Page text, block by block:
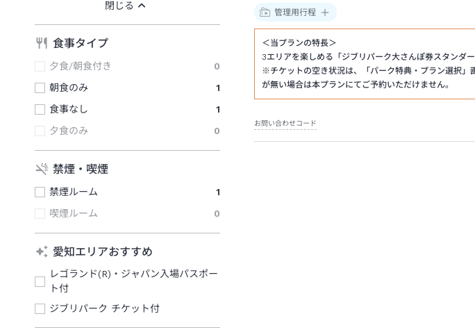
食事タイプ
夕食/朝食付き
0
朝食のみ
1
食事なし
1
夕食のみ
0
禁煙・喫煙
禁煙ルーム
1
喫煙ルーム
0
愛知エリアおすすめ
レゴランド(R)・ジャパン入場パスポー
ト付
ジブリパーク チケット付
管理用行程
＜当プランの特長＞
3エリアを楽しめる「ジブリパーク大さんぽ券スタンダー
※チケットの空き状況は、「パーク特典・プラン選択」
が無い場合は本プランにてご予約いただけません。
お問い合わせコード